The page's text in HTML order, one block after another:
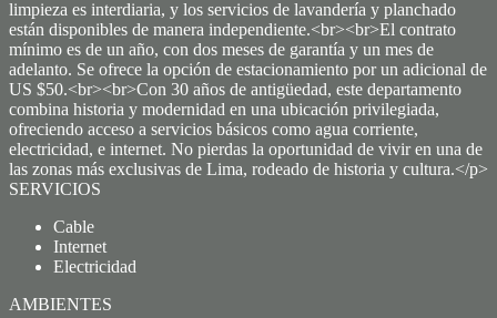
limpieza es interdiaria, y los servicios de lavandería y planchado
están disponibles de manera independiente.<br><br>El contrato
mínimo es de un año, con dos meses de garantía y un mes de
adelanto. Se ofrece la opción de estacionamiento por un adicional de
US $50.<br><br>Con 30 años de antigüedad, este departamento
combina historia y modernidad en una ubicación privilegiada,
ofreciendo acceso a servicios básicos como agua corriente,
electricidad, e internet. No pierdas la oportunidad de vivir en una de
las zonas más exclusivas de Lima, rodeado de historia y cultura.</p>
SERVICIOS
Cable
Internet
Electricidad
AMBIENTES